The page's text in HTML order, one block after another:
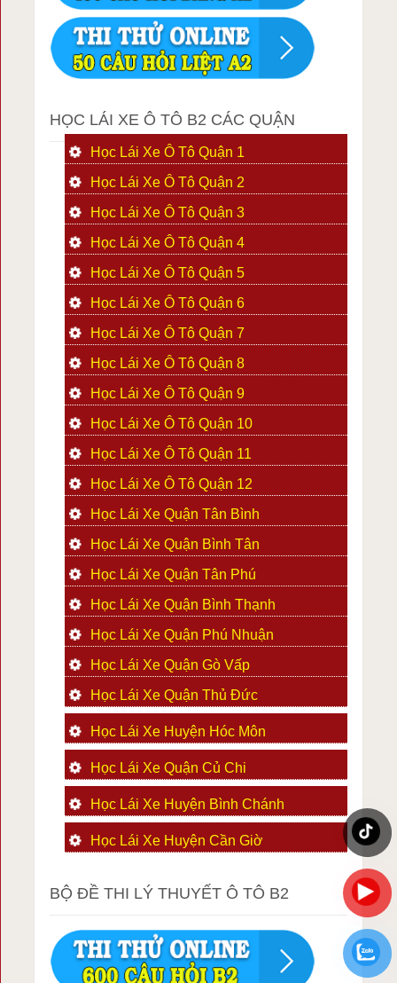
HỌC LÁI XE Ô TÔ B2 CÁC QUẬN
Học Lái Xe Ô Tô Quận 1
Học Lái Xe Ô Tô Quận 2
Học Lái Xe Ô Tô Quận 3
Học Lái Xe Ô Tô Quận 4
Học Lái Xe Ô Tô Quận 5
Học Lái Xe Ô Tô Quận 6
Học Lái Xe Ô Tô Quận 7
Học Lái Xe Ô Tô Quận 8
Học Lái Xe Ô Tô Quận 9
Học Lái Xe Ô Tô Quận 10
Học Lái Xe Ô Tô Quận 11
Học Lái Xe Ô Tô Quận 12
Học Lái Xe Quận Tân Bình
Học Lái Xe Quận Bình Tân
Học Lái Xe Quận Tân Phú
Học Lái Xe Quận Bình Thạnh
Học Lái Xe Quận Phú Nhuận
Học Lái Xe Quận Gò Vấp
Học Lái Xe Quận Thủ Đức
Học Lái Xe Huyện Hóc Môn
Học Lái Xe Quận Củ Chi
Học Lái Xe Huyện Bình Chánh
Học Lái Xe Huyện Cần Giờ
BỘ ĐỀ THI LÝ THUYẾT Ô TÔ B2